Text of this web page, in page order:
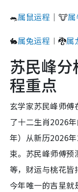
🐀属鼠运程 ｜🐮
🐇属兔运程 ︱🐉属
苏民峰
程重点
玄学家苏民峰师傅
了十二生肖2026
年）从新历2026
束。苏民峰师傅
等，财运与桃花皆
今年唯一的吉星